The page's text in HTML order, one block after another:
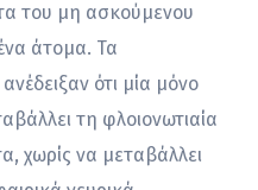
του μη ασκούμενου
άτομα. Τα
ότι μία μόνο
τη φλοιονωτιαία
χωρίς να μεταβάλλει